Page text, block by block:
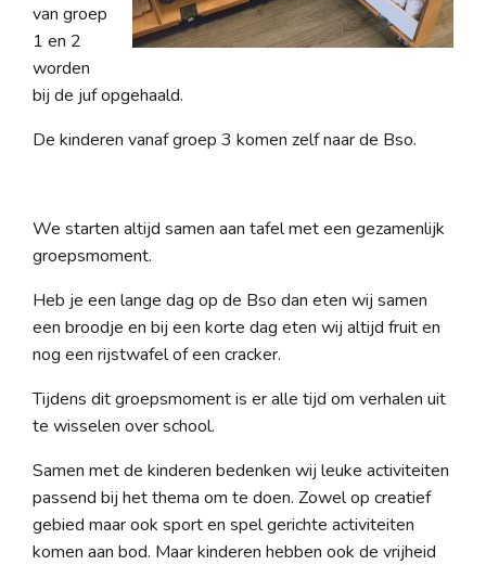
van groep
1 en 2
worden
bij de juf opgehaald.
De kinderen vanaf groep 3 komen zelf naar de Bso.
We starten altijd samen aan tafel met een gezamenlijk
groepsmoment.
Heb je een lange dag op de Bso dan eten wij samen
een broodje en bij een korte dag eten wij altijd fruit en
nog een rijstwafel of een cracker.
Tijdens dit groepsmoment is er alle tijd om verhalen uit
te wisselen over school.
Samen met de kinderen bedenken wij leuke activiteiten
passend bij het thema om te doen. Zowel op creatief
gebied maar ook sport en spel gerichte activiteiten
komen aan bod. Maar kinderen hebben ook de vrijheid